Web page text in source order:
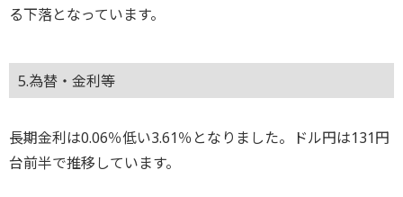
る下落となっています。
5.為替・金利等
長期金利は0.06％低い3.61％となりました。ドル円は131円
台前半で推移しています。